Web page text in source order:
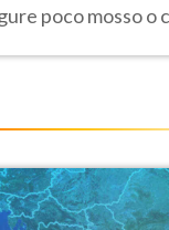
poco mosso o